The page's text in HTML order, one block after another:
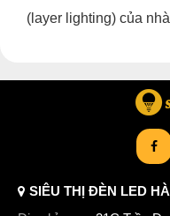
(layer lighting) của
SIÊU THỊ ĐÈN LED